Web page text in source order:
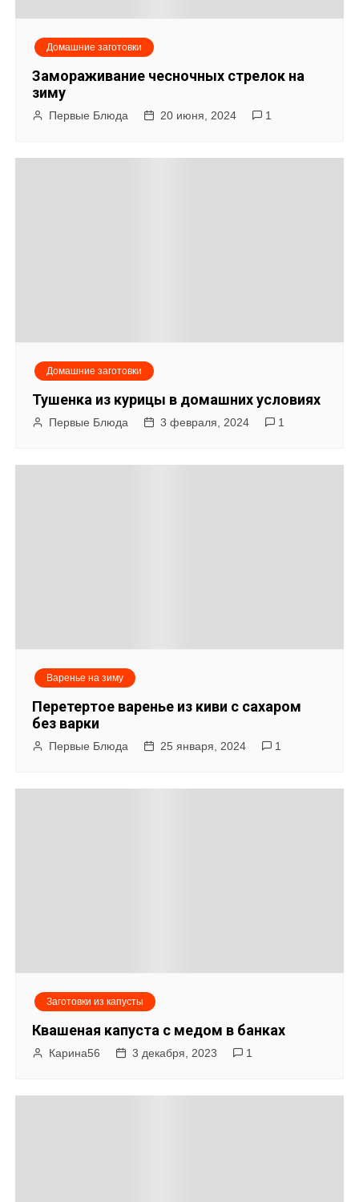
м
Домашние заготовки
Замораживание чесночных стрелок на
зиму
Первые Блюда 20 июня, 2024 1
Домашние заготовки
Тушенка из курицы в домашних условиях
Первые Блюда 3 февраля, 2024 1
Варенье на зиму
Перетертое варенье из киви с сахаром
без варки
Первые Блюда 25 января, 2024 1
Заготовки из капусты
Квашеная капуста с медом в банках
Карина56 3 декабря, 2023 1